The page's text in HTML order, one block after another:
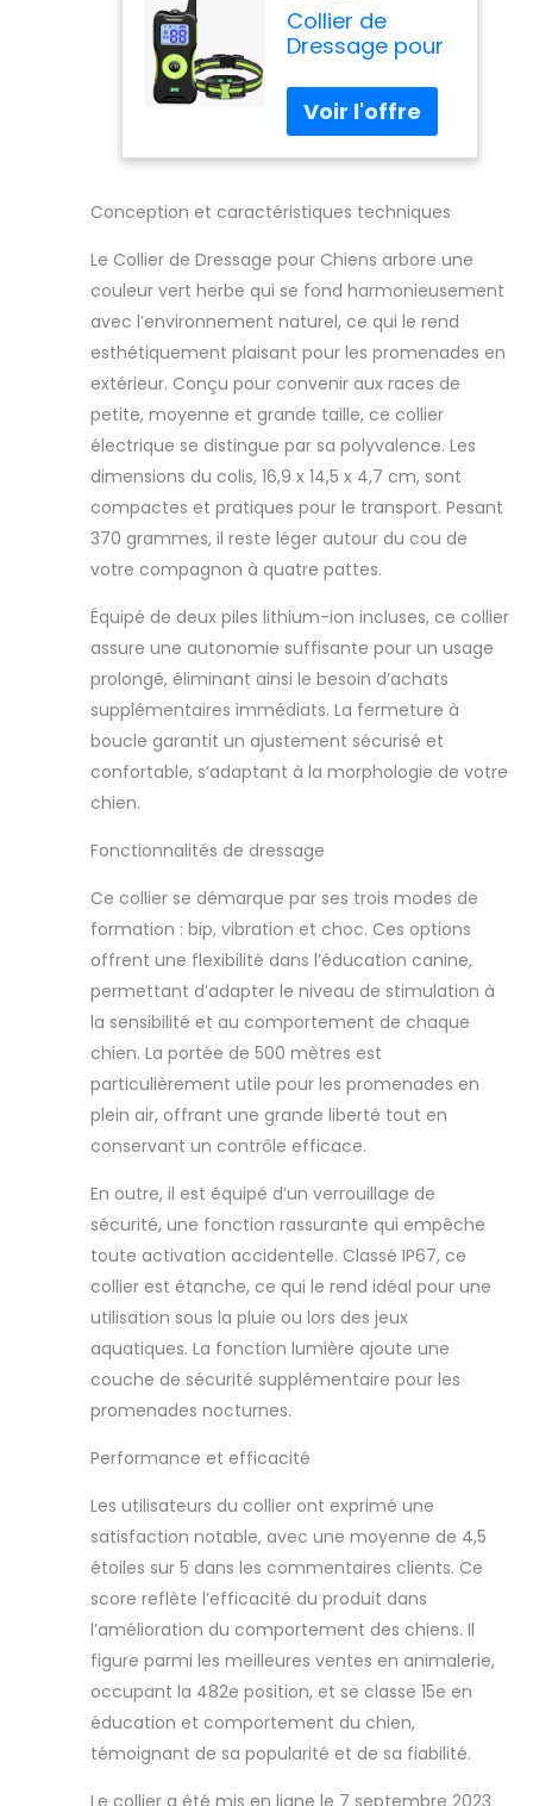
Collier de
Dressage pour
Electrique
Chien avec
3 Mode de
Vibration Choc,
Portée de
500m, IP67
Étanche avec
Verrouillage de
Sécurité pour
Chiens,Vert
Émeraude
Conception et caractéristiques techniques
Le Collier de Dressage pour Chiens arbore une
couleur vert herbe qui se fond harmonieusement
avec l’environnement naturel, ce qui le rend
esthétiquement plaisant pour les promenades en
extérieur. Conçu pour convenir aux races de
petite, moyenne et grande taille, ce collier
électrique se distingue par sa polyvalence. Les
dimensions du colis, 16,9 x 14,5 x 4,7 cm, sont
compactes et pratiques pour le transport. Pesant
370 grammes, il reste léger autour du cou de
votre compagnon à quatre pattes.
Équipé de deux piles lithium-ion incluses, ce collier
assure une autonomie suffisante pour un usage
prolongé, éliminant ainsi le besoin d’achats
supplémentaires immédiats. La fermeture à
boucle garantit un ajustement sécurisé et
confortable, s’adaptant à la morphologie de votre
chien.
Fonctionnalités de dressage
Ce collier se démarque par ses trois modes de
formation : bip, vibration et choc. Ces options
offrent une flexibilité dans l’éducation canine,
permettant d’adapter le niveau de stimulation à
la sensibilité et au comportement de chaque
chien. La portée de 500 mètres est
particulièrement utile pour les promenades en
plein air, offrant une grande liberté tout en
conservant un contrôle efficace.
En outre, il est équipé d’un verrouillage de
sécurité, une fonction rassurante qui empêche
toute activation accidentelle. Classé IP67, ce
collier est étanche, ce qui le rend idéal pour une
utilisation sous la pluie ou lors des jeux
aquatiques. La fonction lumière ajoute une
couche de sécurité supplémentaire pour les
promenades nocturnes.
Performance et efficacité
Les utilisateurs du collier ont exprimé une
satisfaction notable, avec une moyenne de 4,5
étoiles sur 5 dans les commentaires clients. Ce
score reflète l’efficacité du produit dans
l’amélioration du comportement des chiens. Il
figure parmi les meilleures ventes en animalerie,
occupant la 482e position, et se classe 15e en
éducation et comportement du chien,
témoignant de sa popularité et de sa fiabilité.